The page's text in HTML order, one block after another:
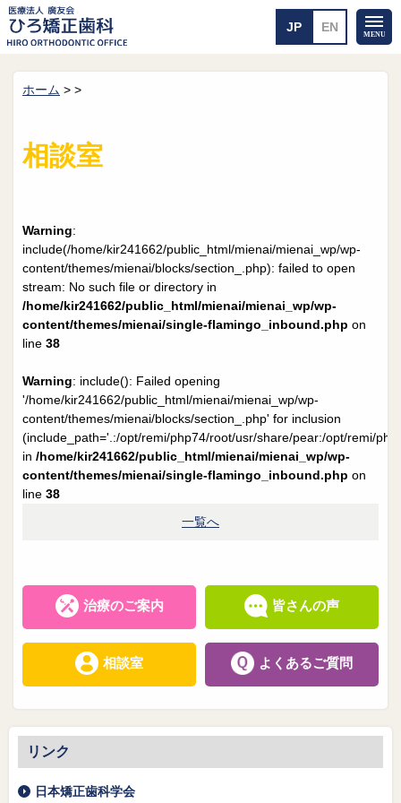
ホーム
院長紹介
矯正治療のリスク
メール送信 相談室
院長日誌 治療相談
スタッフブログ サイトマップ
ホーム > >
相談室
Warning:
include(/home/kir241662/public_html/mienai/mienai_wp/wp-
content/themes/mienai/blocks/section_.php): failed to open
stream: No such file or directory in
/home/kir241662/public_html/mienai/mienai_wp/wp-
content/themes/mienai/single-flamingo_inbound.php on
line 38
Warning: include(): Failed opening
'/home/kir241662/public_html/mienai/mienai_wp/wp-
content/themes/mienai/blocks/section_.php' for inclusion
(include_path='.:/opt/remi/php74/root/usr/share/pear:/opt/remi/
in /home/kir241662/public_html/mienai/mienai_wp/wp-
content/themes/mienai/single-flamingo_inbound.php on
line 38
一覧へ
治療のご案内 皆さんの声
相談室 よくあるご質問
リンク
日本矯正歯科学会